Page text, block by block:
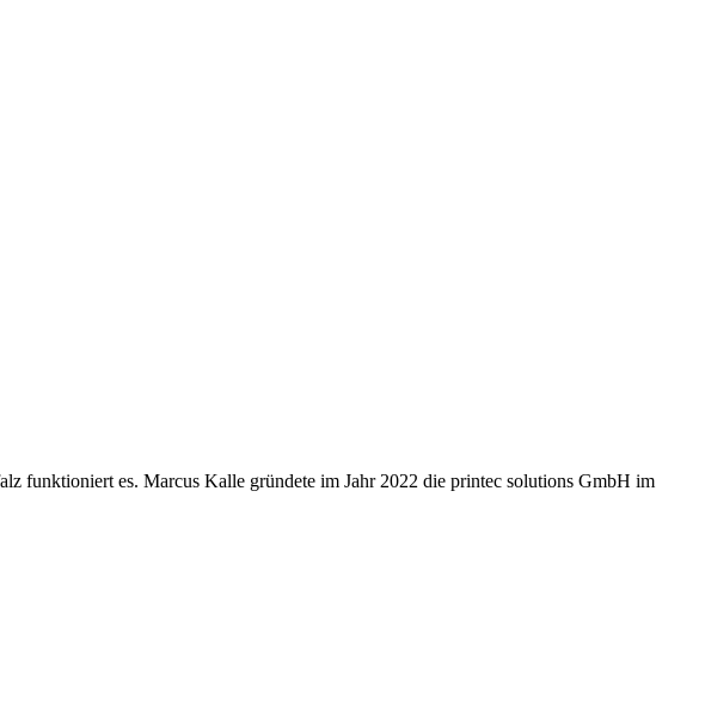
funktioniert es. Marcus Kalle gründete im Jahr 2022 die printec solutions GmbH im